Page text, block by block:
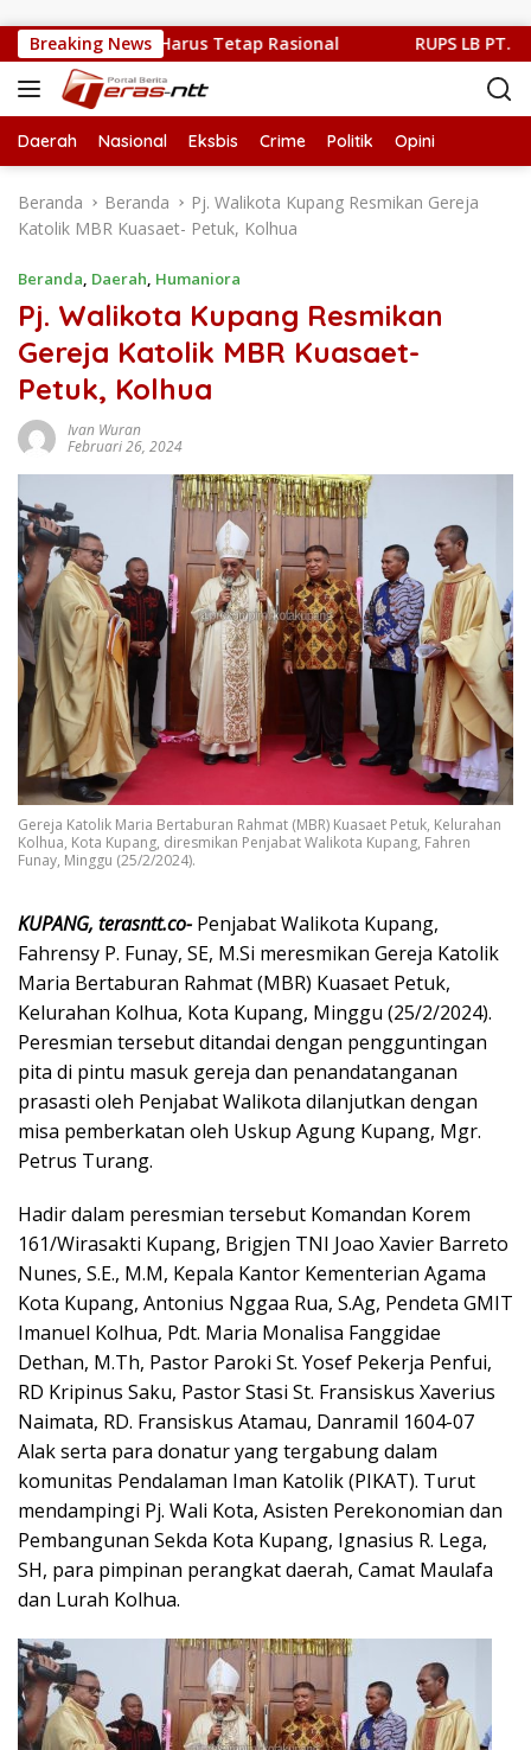
Breaking News
Publik Harus Tetap Rasional RUPS LB PT.
Daerah Nasional Eksbis Crime Politik Opini
Beranda Beranda
Pj. Walikota Kupang Resmikan Gereja
Katolik MBR Kuasaet- Petuk, Kolhua
Beranda, Daerah, Humaniora
Pj. Walikota Kupang Resmikan
Gereja Katolik MBR Kuasaet-
Petuk, Kolhua
Ivan Wuran
Februari 26, 2024
Gereja Katolik Maria Bertaburan Rahmat (MBR) Kuasaet Petuk, Kelurahan
Kolhua, Kota Kupang, diresmikan Penjabat Walikota Kupang, Fahren
Funay, Minggu (25/2/2024).
KUPANG, terasntt.co- Penjabat Walikota Kupang,
Fahrensy P. Funay, SE, M.Si meresmikan Gereja Katolik
Maria Bertaburan Rahmat (MBR) Kuasaet Petuk,
Kelurahan Kolhua, Kota Kupang, Minggu (25/2/2024).
Peresmian tersebut ditandai dengan pengguntingan
pita di pintu masuk gereja dan penandatanganan
prasasti oleh Penjabat Walikota dilanjutkan dengan
misa pemberkatan oleh Uskup Agung Kupang, Mgr.
Petrus Turang.
Hadir dalam peresmian tersebut Komandan Korem
161/Wirasakti Kupang, Brigjen TNI Joao Xavier Barreto
Nunes, S.E., M.M, Kepala Kantor Kementerian Agama
Kota Kupang, Antonius Nggaa Rua, S.Ag, Pendeta GMIT
Imanuel Kolhua, Pdt. Maria Monalisa Fanggidae
Dethan, M.Th, Pastor Paroki St. Yosef Pekerja Penfui,
RD Kripinus Saku, Pastor Stasi St. Fransiskus Xaverius
Naimata, RD. Fransiskus Atamau, Danramil 1604-07
Alak serta para donatur yang tergabung dalam
komunitas Pendalaman Iman Katolik (PIKAT). Turut
mendampingi Pj. Wali Kota, Asisten Perekonomian dan
Pembangunan Sekda Kota Kupang, Ignasius R. Lega,
SH, para pimpinan perangkat daerah, Camat Maulafa
dan Lurah Kolhua.